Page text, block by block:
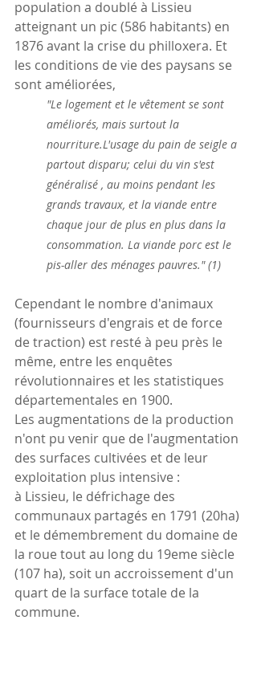
population a doublé à Lissieu
atteignant un pic (586 habitants) en
1876 avant la crise du philloxera. Et
les conditions de vie des paysans se
sont améliorées,
"Le logement et le vêtement se sont
améliorés, mais surtout la
nourriture.L'usage du pain de seigle a
partout disparu; celui du vin s'est
généralisé , au moins pendant les
grands travaux, et la viande entre
chaque jour de plus en plus dans la
consommation. La viande porc est le
pis-aller des ménages pauvres." (1)
Cependant le nombre d'animaux
(fournisseurs d'engrais et de force
de traction) est resté à peu près le
même, entre les enquêtes
révolutionnaires et les statistiques
départementales en 1900.
Les augmentations de la production
n'ont pu venir que de l'augmentation
des surfaces cultivées et de leur
exploitation plus intensive :
à Lissieu, le défrichage des
communaux partagés en 1791 (20ha)
et le démembrement du domaine de
la roue tout au long du 19eme siècle
(107 ha), soit un accroissement d'un
quart de la surface totale de la
commune.